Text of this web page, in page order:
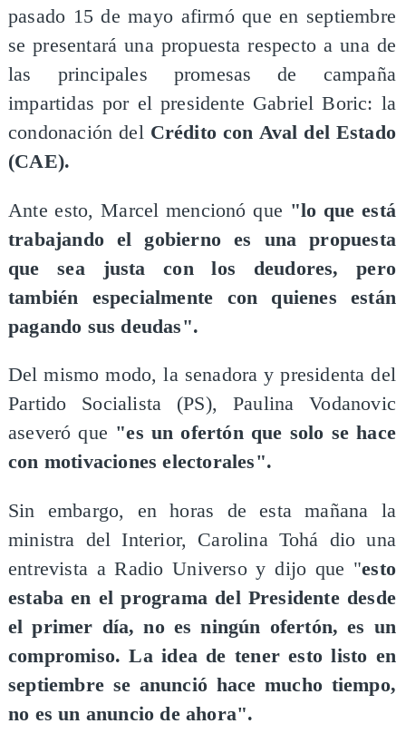
pasado 15 de mayo afirmó que en septiembre
se presentará una propuesta respecto a una de
las principales promesas de campaña
impartidas por el presidente Gabriel Boric: la
condonación del Crédito con Aval del Estado
(CAE).
Ante esto, Marcel mencionó que "lo que está
trabajando el gobierno es una propuesta
que sea justa con los deudores, pero
también especialmente con quienes están
pagando sus deudas".
Del mismo modo, la senadora y presidenta del
Partido Socialista (PS), Paulina Vodanovic
aseveró que "es un ofertón que solo se hace
con motivaciones electorales".
Sin embargo, en horas de esta mañana la
ministra del Interior, Carolina Tohá dio una
entrevista a Radio Universo y dijo que "esto
estaba en el programa del Presidente desde
el primer día, no es ningún ofertón, es un
compromiso. La idea de tener esto listo en
septiembre se anunció hace mucho tiempo,
no es un anuncio de ahora".